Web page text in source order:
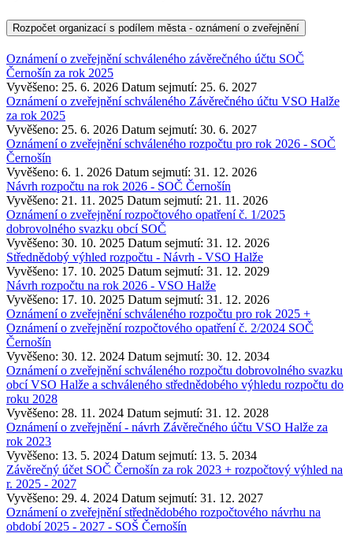
Rozpočet organizací s podílem města - oznámení o zveřejnění
Oznámení o zveřejnění schváleného závěrečného účtu SOČ
Černošín za rok 2025
Vyvěšeno: 25. 6. 2026 Datum sejmutí: 25. 6. 2027
Oznámení o zveřejnění schváleného Závěrečného účtu VSO Halže
za rok 2025
Vyvěšeno: 25. 6. 2026 Datum sejmutí: 30. 6. 2027
Oznámení o zveřejnění schváleného rozpočtu pro rok 2026 - SOČ
Černošín
Vyvěšeno: 6. 1. 2026 Datum sejmutí: 31. 12. 2026
Návrh rozpočtu na rok 2026 - SOČ Černošín
Vyvěšeno: 21. 11. 2025 Datum sejmutí: 21. 11. 2026
Oznámení o zveřejnění rozpočtového opatření č. 1/2025
dobrovolného svazku obcí SOČ
Vyvěšeno: 30. 10. 2025 Datum sejmutí: 31. 12. 2026
Střednědobý výhled rozpočtu - Návrh - VSO Halže
Vyvěšeno: 17. 10. 2025 Datum sejmutí: 31. 12. 2029
Návrh rozpočtu na rok 2026 - VSO Halže
Vyvěšeno: 17. 10. 2025 Datum sejmutí: 31. 12. 2026
Oznámení o zveřejnění schváleného rozpočtu pro rok 2025 +
Oznámení o zveřejnění rozpočtového opatření č. 2/2024 SOČ
Černošín
Vyvěšeno: 30. 12. 2024 Datum sejmutí: 30. 12. 2034
Oznámení o zveřejnění schváleného rozpočtu dobrovolného svazku
obcí VSO Halže a schváleného střednědobého výhledu rozpočtu do
roku 2028
Vyvěšeno: 28. 11. 2024 Datum sejmutí: 31. 12. 2028
Oznámení o zveřejnění - návrh Závěrečného účtu VSO Halže za
rok 2023
Vyvěšeno: 13. 5. 2024 Datum sejmutí: 13. 5. 2034
Závěrečný účet SOČ Černošín za rok 2023 + rozpočtový výhled na
r. 2025 - 2027
Vyvěšeno: 29. 4. 2024 Datum sejmutí: 31. 12. 2027
Oznámení o zveřejnění střednědobého rozpočtového návrhu na
období 2025 - 2027 - SOŠ Černošín